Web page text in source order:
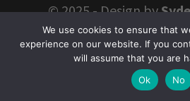
© 2025 - Design by
Policy
We use cookies to ensure that
experience on our website. If you
will assume that you are
Ok
No